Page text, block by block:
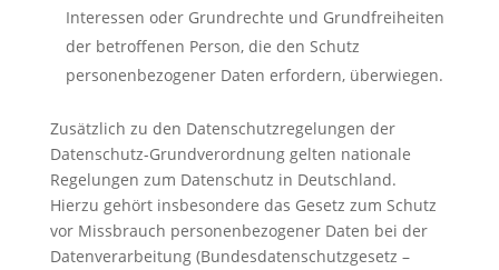
Interessen oder Grundrechte und Grundfreiheiten
der betroffenen Person, die den Schutz
personenbezogener Daten erfordern, überwiegen.
Zusätzlich zu den Datenschutzregelungen der
Datenschutz-Grundverordnung gelten nationale
Regelungen zum Datenschutz in Deutschland.
Hierzu gehört insbesondere das Gesetz zum Schutz
vor Missbrauch personenbezogener Daten bei der
Datenverarbeitung (Bundesdatenschutzgesetz –